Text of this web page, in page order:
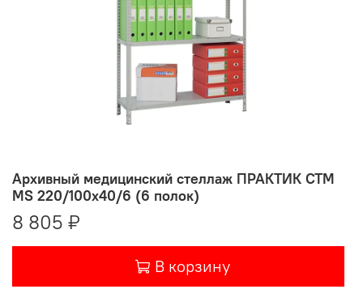
Архивный медицинский стеллаж ПРАКТИК СТМ
MS 220/100х40/6 (6 полок)
8 805 ₽
В корзину